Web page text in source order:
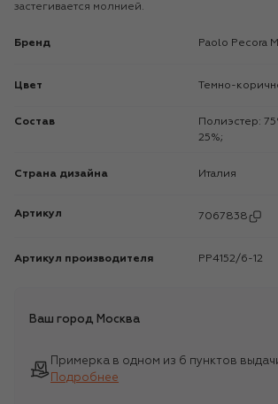
застегивается молнией.
Бренд Paolo Pecora
Цвет Темно-
Состав
Полиэстер: 75%; Полиуретан:
25%;
Страна дизайна Италия
Артикул 7067838
Артикул производителя PP4152/6-12
Ваш город Москва
Примерка в одном из 6 пунктов
Подробнее